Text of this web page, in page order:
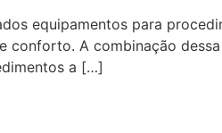
equipamentos para
conforto. A combinação
a […]